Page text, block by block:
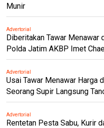
Munir
Advertorial
Diberitakan Tawar Menawar
Polda Jatim AKBP Imet
Advertorial
Usai Tawar Menawar Harga
Seorang Supir Langsung
Advertorial
Rentetan Pesta Sabu, Kurir